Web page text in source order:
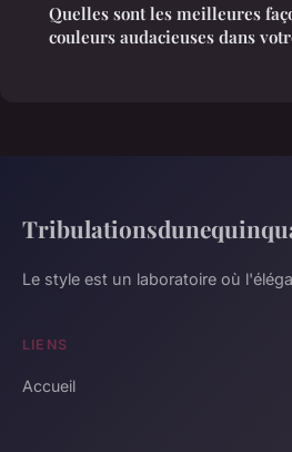
Quelles sont les meilleures
couleurs audacieuses dans
Le style est un laboratoire où
LIENS
Accueil